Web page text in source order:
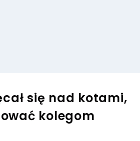
się nad kotami,
kolegom